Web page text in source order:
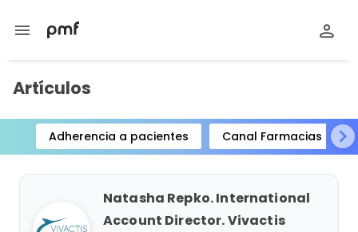
menu
Artículos
Adherencia a pacientes Canal Farmacias
Item
1
Natasha Repko. International
Account Director. Vivactis